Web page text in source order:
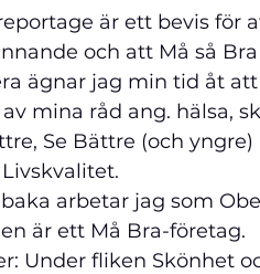
är ett bevis för
och
ägnar jag min tid åt
av mina råd
Se Bättre (och
arbetar jag som
är ett Må Bra-företag.
Under fliken Skönhet